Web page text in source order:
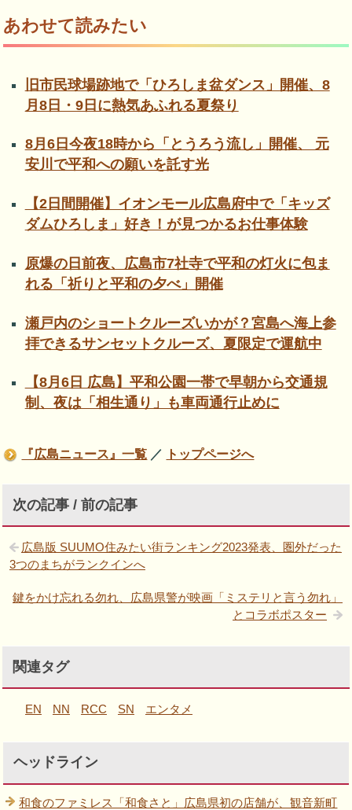
あわせて読みたい
旧市民球場跡地で「ひろしま盆ダンス」開催、8
月8日・9日に熱気あふれる夏祭り
8月6日今夜18時から「とうろう流し」開催、 元
安川で平和への願いを託す光
【2日間開催】イオンモール広島府中で「キッズ
ダムひろしま」好き！が見つかるお仕事体験
原爆の日前夜、広島市7社寺で平和の灯火に包ま
れる「祈りと平和の夕べ」開催
瀬戸内のショートクルーズいかが？宮島へ海上参
拝できるサンセットクルーズ、夏限定で運航中
【8月6日 広島】平和公園一帯で早朝から交通規
制、夜は「相生通り」も車両通行止めに
『広島ニュース』一覧 ／ トップページへ
次の記事 / 前の記事
広島版 SUUMO住みたい街ランキング2023発表、圏外だった
3つのまちがランクインへ
鍵をかけ忘れる勿れ、広島県警が映画「ミステリと言う勿れ」
とコラボポスター
関連タグ
EN NN RCC SN エンタメ
ヘッドライン
和食のファミレス「和食さと」広島県初の店舗が、観音新町